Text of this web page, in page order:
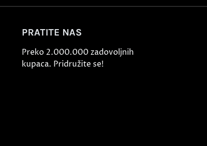
PRATITE NAS
Preko 2.000.000 zadovoljnih
kupaca. Pridružite se!